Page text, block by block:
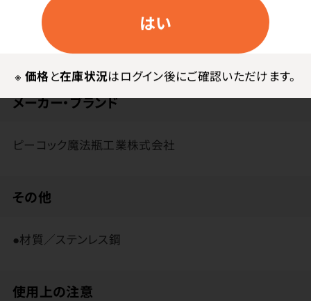
はい
※ 価格と在庫状況はログイン後にご確認いただけます。
メーカー・ブランド
ピーコック魔法瓶工業株式会社
その他
●材質／ステンレス鋼
使用上の注意